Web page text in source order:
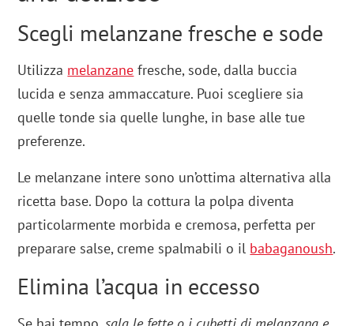
Scegli melanzane fresche e sode
Utilizza melanzane fresche, sode, dalla buccia
lucida e senza ammaccature. Puoi scegliere sia
quelle tonde sia quelle lunghe, in base alle tue
preferenze.
Le melanzane intere sono un’ottima alternativa alla
ricetta base. Dopo la cottura la polpa diventa
particolarmente morbida e cremosa, perfetta per
preparare salse, creme spalmabili o il babaganoush.
Elimina l’acqua in eccesso